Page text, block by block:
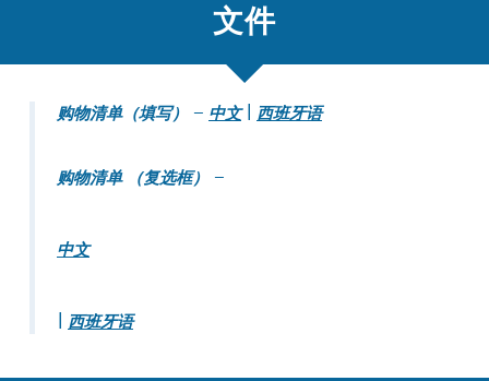
文件
购物清单（填写） – 中文| 西班牙语
购物清单 （复选框） –
中文
西班牙语